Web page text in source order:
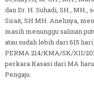
dan Dr. H. Suhadi, SH.,
Sirait, SH.MH. Anehnya,
masih menunggu salinan
atau sudah lebih dari 615
PERMA 214/KMA/SK/XII/
perkara Kasasi dari MA
Pengaju.